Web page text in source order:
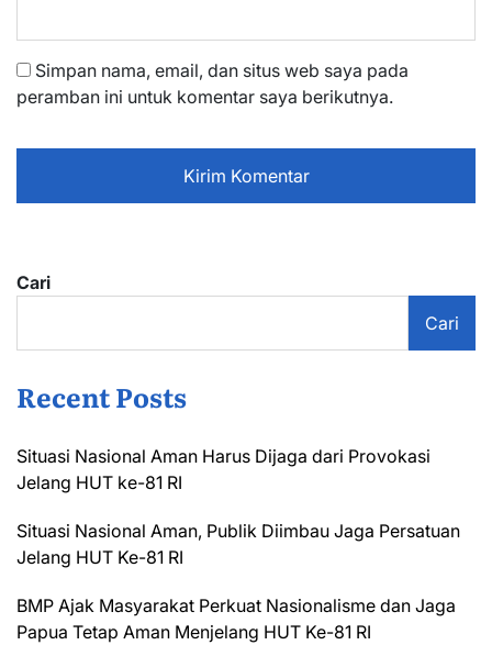
Simpan nama, email, dan situs web saya pada
peramban ini untuk komentar saya berikutnya.
Cari
Cari
Recent Posts
Situasi Nasional Aman Harus Dijaga dari Provokasi
Jelang HUT ke-81 RI
Situasi Nasional Aman, Publik Diimbau Jaga Persatuan
Jelang HUT Ke-81 RI
BMP Ajak Masyarakat Perkuat Nasionalisme dan Jaga
Papua Tetap Aman Menjelang HUT Ke-81 RI